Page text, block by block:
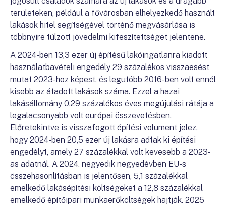
területeken, például a fővárosban elhelyezkedő használt
lakások hitel segítségével történő megvásárlása is
többnyire túlzott jövedelmi kifeszítettséget jelentene.
A 2024-ben 13,3 ezer új építésű lakóingatlanra kiadott
használatbavételi engedély 29 százalékos visszaesést
mutat 2023-hoz képest, és legutóbb 2016-ben volt ennél
kisebb az átadott lakások száma. Ezzel a hazai
lakásállomány 0,29 százalékos éves megújulási rátája a
legalacsonyabb volt európai összevetésben.
Előretekintve is visszafogott építési volument jelez,
hogy 2024-ben 20,5 ezer új lakásra adtak ki építési
engedélyt, amely 27 százalékkal volt kevesebb a 2023-
as adatnál. A 2024. negyedik negyedévben EU-s
összehasonlításban is jelentősen, 5,1 százalékkal
emelkedő lakásépítési költségeket a 12,8 százalékkal
emelkedő építőipari munkaerőköltségek hajtják. 2025